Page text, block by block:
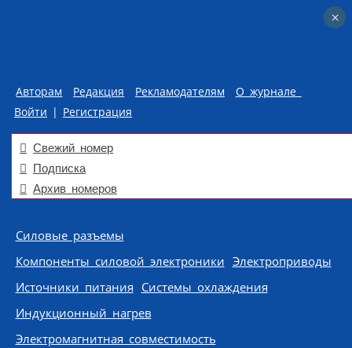
Авторам Редакция Рекламодателям
О журнале
Войти | Регистрация
Свежий номер
Подписка
Архив номеров
Skip to content
Силовые разъемы
Компоненты силовой электроники Электроприводы
Источники питания Системы охлаждения
Индукционный нагрев
Электромагнитная совместимость
×
×